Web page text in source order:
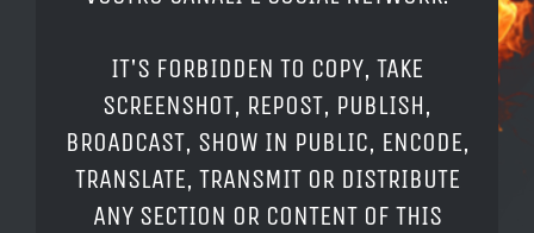
IT'S FORBIDDEN TO COPY, TAKE
SCREENSHOT, REPOST, PUBLISH,
BROADCAST, SHOW IN PUBLIC, ENCODE,
TRANSLATE, TRANSMIT OR DISTRIBUTE
ANY SECTION OR CONTENT OF THIS